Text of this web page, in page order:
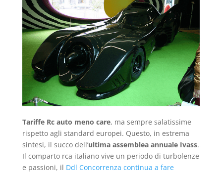
Tariffe Rc auto meno care, ma sempre salatissime
rispetto agli standard europei. Questo, in estrema
sintesi, il succo dell’ultima assemblea annuale Ivass.
Il comparto rca italiano vive un periodo di turbolenze
e passioni, il Ddl Concorrenza continua a fare